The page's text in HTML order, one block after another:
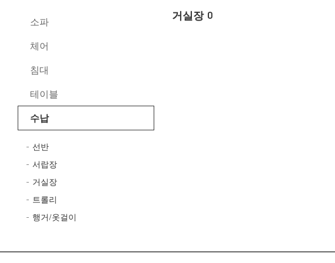
소파
체어
침대
테이블
수납
선반
서랍장
거실장
트롤리
행거/옷걸이
거실장 0